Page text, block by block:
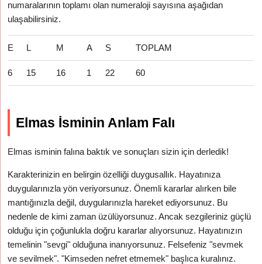
numaralarının toplamı olan numeraloji sayısına aşağıdan
ulaşabilirsiniz.
E L M A S TOPLAM
6 15 16 1 22 60
Elmas İsminin Anlam Falı
Elmas isminin falına baktık ve sonuçları sizin için derledik!
Karakterinizin en belirgin özelliği duygusallık. Hayatınıza
duygularınızla yön veriyorsunuz. Önemli kararlar alırken bile
mantığınızla değil, duygularınızla hareket ediyorsunuz. Bu
nedenle de kimi zaman üzülüyorsunuz. Ancak sezgileriniz güçlü
olduğu için çoğunlukla doğru kararlar alıyorsunuz. Hayatınızın
temelinin "sevgi" olduğuna inanıyorsunuz. Felsefeniz "sevmek
ve sevilmek". "Kimseden nefret etmemek" başlıca kuralınız.